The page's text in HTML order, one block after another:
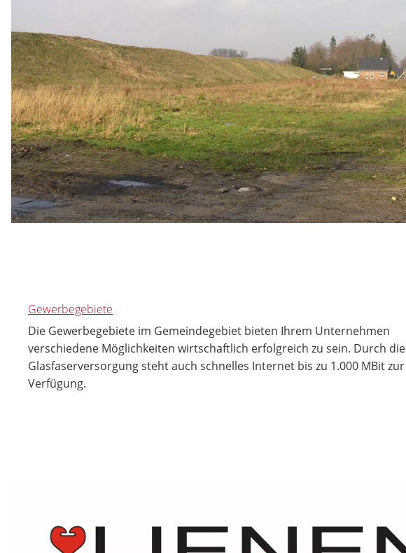
Gewerbegebiete
Die Gewerbegebiete im Gemeindegebiet bieten Ihrem Unternehmen
verschiedene Möglichkeiten wirtschaftlich erfolgreich zu sein. Durch die
Glasfaserversorgung steht auch schnelles Internet bis zu 1.000 MBit zur
Verfügung.